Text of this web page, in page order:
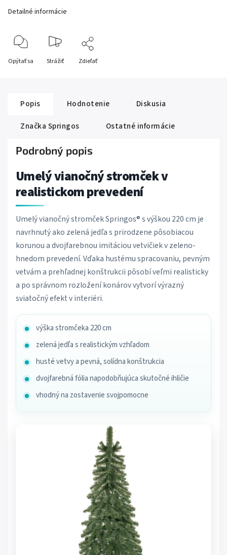
Detailné informácie
Opýtať sa Strážiť Zdieľať
Popis Hodnotenie
Diskusia
Značka Springos Ostatné informácie
Podrobný popis
Umelý vianočný stromček v
realistickom prevedení
Umelý vianočný stromček Springos® s výškou 220 cm je
navrhnutý ako zelená jedľa s prirodzene pôsobiacou
korunou a dvojfarebnou imitáciou vetvičiek v zeleno-
hnedom prevedení. Vďaka hustému spracovaniu, pevným
vetvám a prehľadnej konštrukcii pôsobí veľmi realisticky
a po správnom rozložení konárov vytvorí výrazný
sviatočný efekt v interiéri.
výška stromčeka 220 cm
zelená jedľa s realistickým vzhľadom
husté vetvy a pevná, solídna konštrukcia
dvojfarebná fólia napodobňujúca skutočné ihličie
vhodný na zostavenie svojpomocne